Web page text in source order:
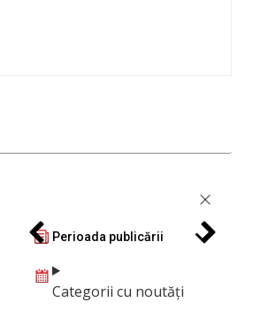
Perioada publicării
Categorii cu noutăți